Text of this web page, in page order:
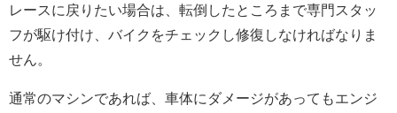
レースに戻りたい場合は、転倒したところまで専門スタッ
フが駆け付け、バイクをチェックし修復しなければなりま
せん。
通常のマシンであれば、車体にダメージがあってもエンジ